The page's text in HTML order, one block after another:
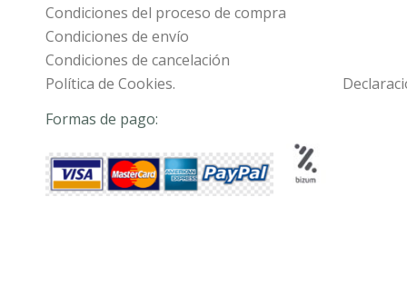
Condiciones del proceso de compra
Condiciones de envío
Condiciones de cancelación
Política de Cookies.
Formas de pago: